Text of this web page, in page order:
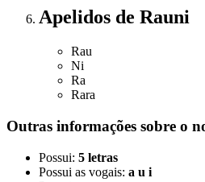
Apelidos de Rauni
Rau
Ni
Ra
Rara
Outras informações sobre o
Possui: 5 letras
Possui as vogais: a u i